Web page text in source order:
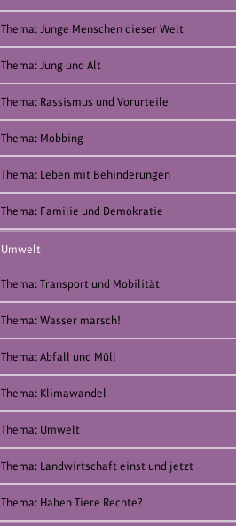
Thema: Junge Menschen dieser Welt
Thema: Jung und Alt
Thema: Rassismus und Vorurteile
Thema: Mobbing
Thema: Leben mit Behinderungen
Thema: Familie und Demokratie
Umwelt
Thema: Transport und Mobilität
Thema: Wasser marsch!
Thema: Abfall und Müll
Thema: Klimawandel
Thema: Umwelt
Thema: Landwirtschaft einst und jetzt
Thema: Haben Tiere Rechte?